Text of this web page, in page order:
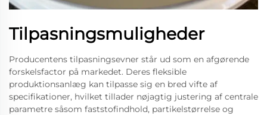
Tilpasningsmuligheder
Producentens tilpasningsevner står ud som en afgørende
forskelsfactor på markedet. Deres fleksible
produktionsanlæg kan tilpasse sig en bred vifte af
specifikationer, hvilket tillader nøjagtig justering af centrale
parametre såsom faststofindhold, partikelstørrelse og